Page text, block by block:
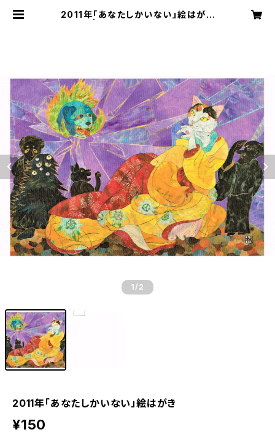
2011年「あなたしかいない」絵はがき
1 /2
2011年「あなたしかいない」絵はがき
¥150